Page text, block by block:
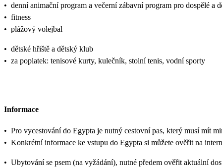
• denní animační program a večerní zábavní program pro dospělé a
• fitness
• plážový volejbal
• dětské hřiště a dětský klub
• za poplatek: tenisové kurty, kulečník, stolní tenis, vodní sporty
Informace
• Pro vycestování do Egypta je nutný cestovní pas, který musí mít
• Konkrétní informace ke vstupu do Egypta si můžete ověřit na
• Ubytování se psem (na vyžádání), nutné předem ověřit aktuální